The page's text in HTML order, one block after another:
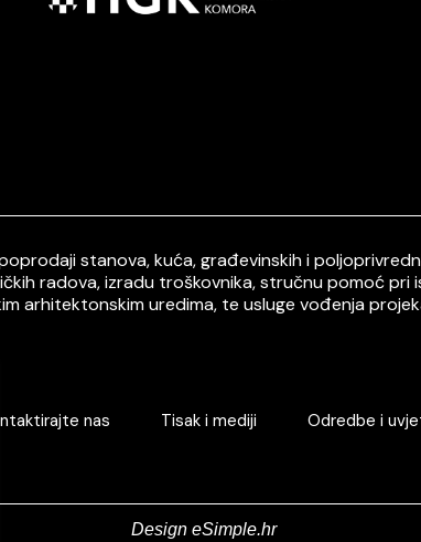
stanova, kuća, građevinskih i
radova, izradu troškovnika, stručnu pomoć pri
arhitektonskim uredima, te usluge vođenja
nas Tisak i mediji Odredbe i
Design eSimple.hr